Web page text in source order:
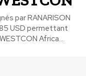
par RANARISON
USD permettant
Africa...